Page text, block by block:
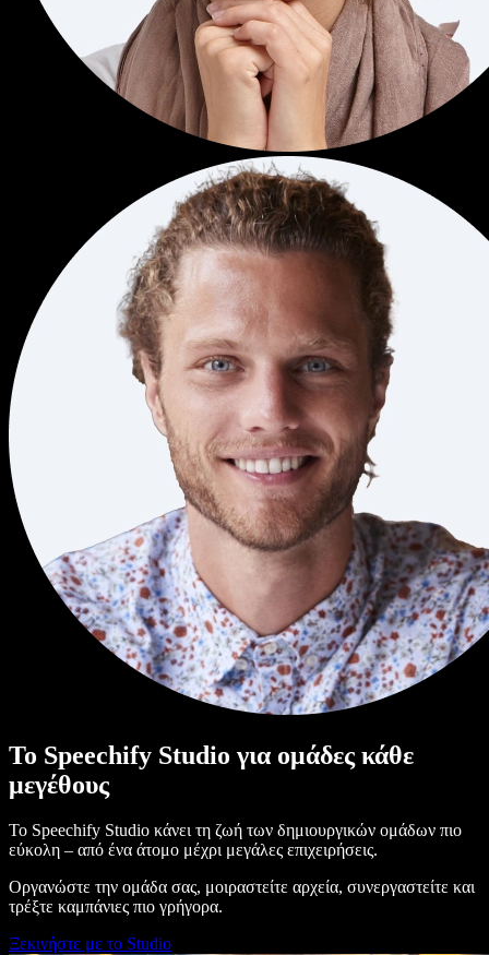
Το Speechify Studio για ομάδες κάθε
μεγέθους
Το Speechify Studio κάνει τη ζωή των δημιουργικών ομάδων πιο
εύκολη – από ένα άτομο μέχρι μεγάλες επιχειρήσεις.
Οργανώστε την ομάδα σας, μοιραστείτε αρχεία, συνεργαστείτε και
τρέξτε καμπάνιες πιο γρήγορα.
Ξεκινήστε με το Studio